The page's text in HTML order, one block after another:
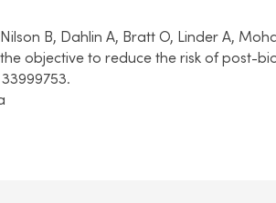
Nilson B, Dahlin A, Bratt O, Linder A,
objective to reduce the risk of post-